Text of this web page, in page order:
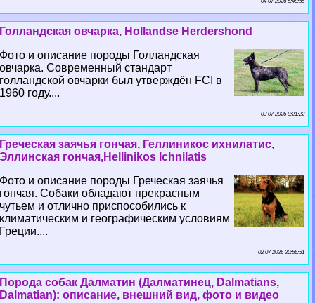
04 07 2026 5:48:55
Голландская овчарка, Hollandse Herdershond
Фото и описание породы Голландская
овчарка. Современный стандарт
голландской овчарки был утверждён FCI в
1960 году....
03 07 2026 9:21:22
Греческая заячья гончая, Геллиникос ихнилатис,
Эллинская гончая,Hellinikos Ichnilatis
Фото и описание породы Греческая заячья
гончая. Собаки обладают прекрасным
чутьем и отлично приспособились к
климатическим и географическим условиям
Греции....
02 07 2026 20:56:51
Порода собак Далматин (Далматинец, Dalmatians,
Dalmatian): описание, внешний вид, фото и видео